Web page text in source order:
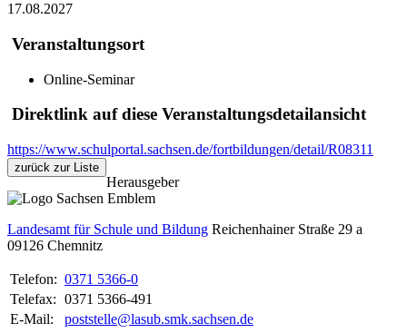
17.08.2027
Veranstaltungsort
Online-Seminar
Direktlink auf diese Veranstaltungsdetailansicht
https://www.schulportal.sachsen.de/fortbildungen/detail/R08311
zurück zur Liste
Herausgeber
Landesamt für Schule und Bildung Reichenhainer Straße 29 a
09126 Chemnitz
Telefon: 0371 5366-0
Telefax: 0371 5366-491
E-Mail:
poststelle@lasub.smk.sachsen.de